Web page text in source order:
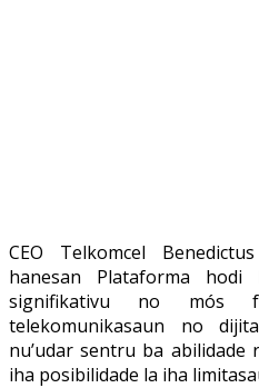
CEO Telkomcel
hanesan Plataforma hodi
signifikativu no mós
telekomunikasaun no
nu’udar sentru ba abilidade
iha posibilidade la iha